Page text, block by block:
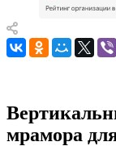
мрамора